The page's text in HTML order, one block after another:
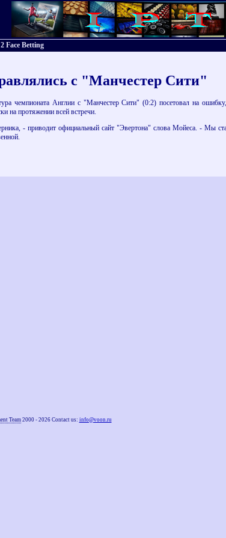
Face Betting
с "Манчестер Сити"
чемпионата Англии с "Манчестер Сити" (0:2) посетовал на
на протяжении всей встречи.
- приводит официальный сайт "Эвертона" слова Мойеса. - Мы
Team2000 - 2026 Contact us: info@voon.ru